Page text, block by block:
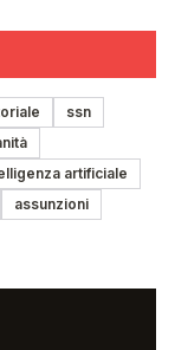
ssn
artificiale
assunzioni